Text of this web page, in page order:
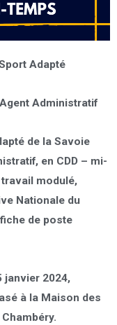
Adapté
Administratif
de la Savoie
en CDD – mi-
modulé,
Nationale du
de poste
janvier 2024,
à la Maison des